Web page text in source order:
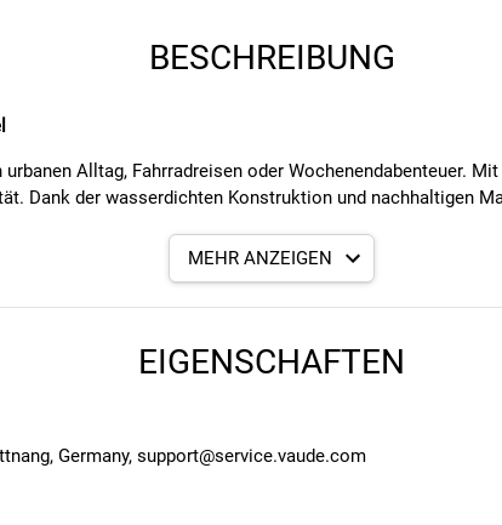
BESCHREIBUNG
Alltag, Fahrradreisen oder Wochenendabenteuer.
Dank der wasserdichten Konstruktion und nachhaltigen
auf Wertgegenstände
MEHR ANZEIGEN
EIGENSCHAFTEN
Germany, support@service.vaude.com